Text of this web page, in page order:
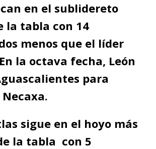
en el sublidereto
la tabla con 14
menos que el líder
la octava fecha, León
para
sigue en el hoyo más
la tabla con 5